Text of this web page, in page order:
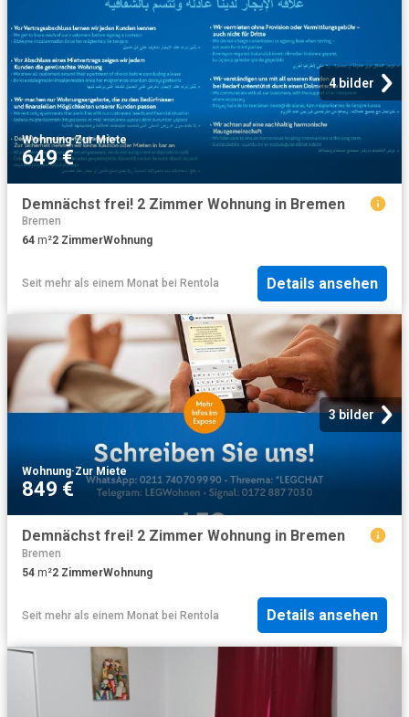
4 bilder
Wohnung·Zur Miete
649 €
Demnächst frei! 2 Zimmer Wohnung in Bremen
Bremen
64 m²2 ZimmerWohnung
Seit mehr als einem Monat bei Rentola Details ansehen
3 bilder
Wohnung·Zur Miete
849 €
Demnächst frei! 2 Zimmer Wohnung in Bremen
Bremen
54 m²2 ZimmerWohnung
Seit mehr als einem Monat bei Rentola Details ansehen